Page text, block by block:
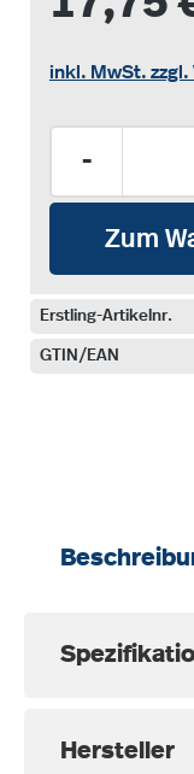
inkl. MwSt.
-
Zum
Erstling-Artikelnr.
GTIN/EAN
Hersteller